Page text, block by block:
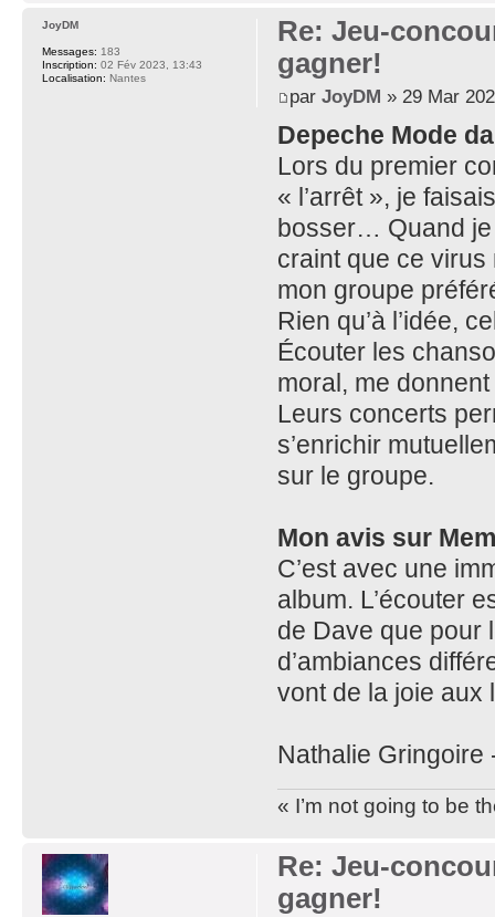
Re: Jeu-
gagner!
par JoyDM » 29 Mar
Depeche Mode
Lors du premier
« l’arrêt », je
bosser… Quand je
craint que ce virus
mon groupe
Rien qu’à l’idée,
Écouter les
moral, me
Leurs concerts
s’enrichir
sur le groupe.
Mon avis sur
C’est avec une
album. L’écouter
de Dave que pour
d’ambiances
vont de la joie
Nathalie Gringoire
« I’m not going to be
JoyDM
Messages: 183
Inscription: 02 Fév 2023, 13:43
Localisation: Nantes
Re: Jeu-
gagner!